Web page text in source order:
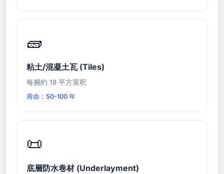
🧱
粘土/混凝土瓦 (Tiles)
每捆約 18 平方英呎
壽命：50-100 年
📜
底層防水卷材 (Underlayment)